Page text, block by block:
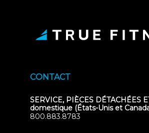
CONTACT
SERVICE, PIÈCES DÉTACHÉES
domestique (États-Unis et
800.883.8783